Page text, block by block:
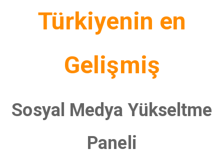
Türkiyenin en
Gelişmiş
Sosyal Medya Yükseltme
Paneli